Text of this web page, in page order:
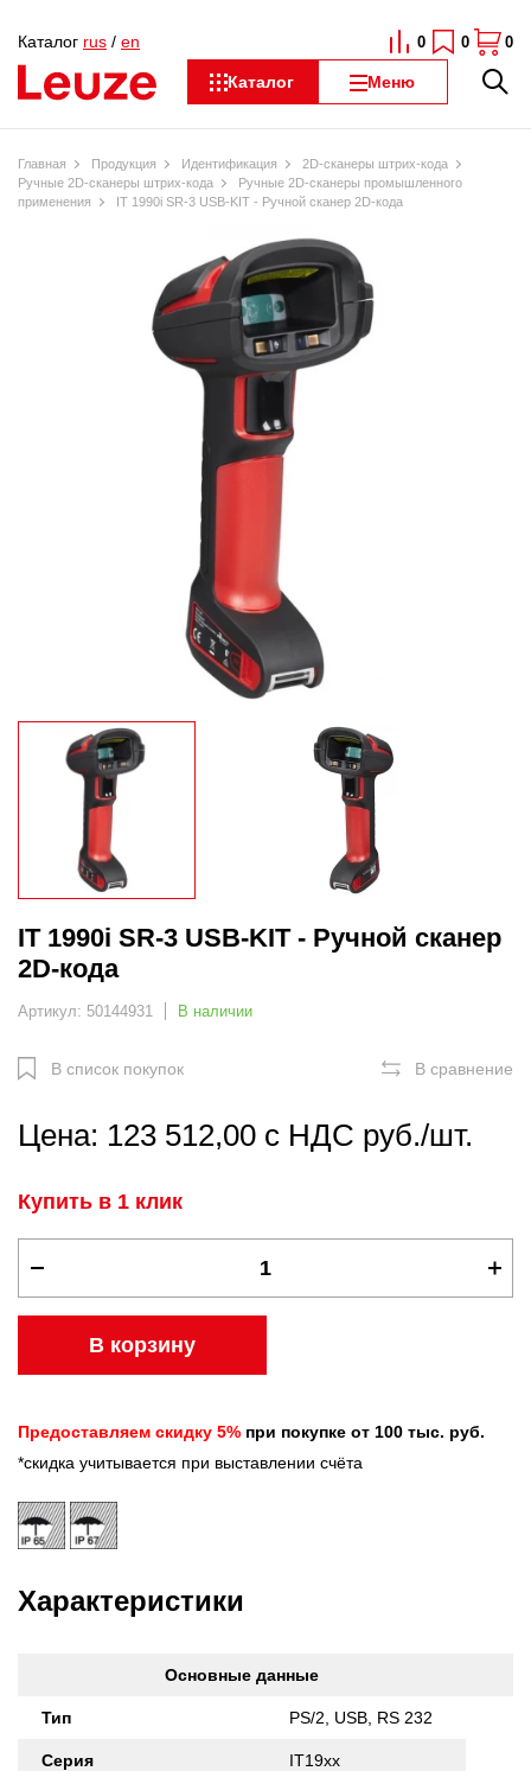
Каталог Меню
Каталог rus / en 0 0 0
Главная Продукция Идентификация
2D-сканеры штрих-кода
Ручные 2D-сканеры штрих-кода
Ручные 2D-сканеры промышленного
применения
IT 1990i SR-3 USB-KIT - Ручной сканер 2D-кода
IT 1990i SR-3 USB-KIT - Ручной сканер
2D-кода
Артикул: 50144931 В наличии
В список покупок В сравнение
Цена: 123 512,00 с НДС руб./шт.
Купить в 1 клик
В корзину
Предоставляем скидку 5% при покупке от 100 тыс. руб.
*скидка учитывается при выставлении счёта
Характеристики
Основные данные
Тип PS/2, USB, RS 232
Серия IT19xx